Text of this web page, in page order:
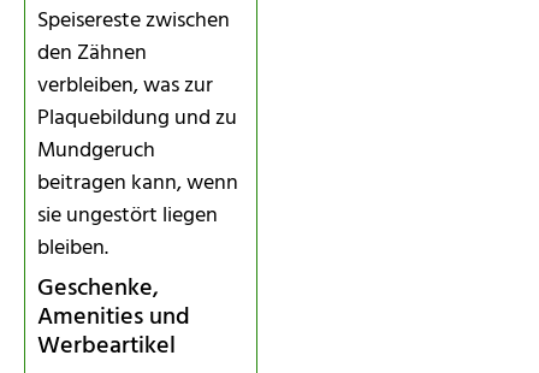
Speisereste zwischen
den Zähnen
verbleiben, was zur
Plaquebildung und zu
Mundgeruch
beitragen kann, wenn
sie ungestört liegen
bleiben.
Geschenke,
Amenities und
Werbeartikel